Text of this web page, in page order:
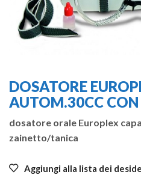
DOSATORE
AUTOM.30CC
dosatore orale Europlex
zainetto/tanica
Aggiungi alla lista dei